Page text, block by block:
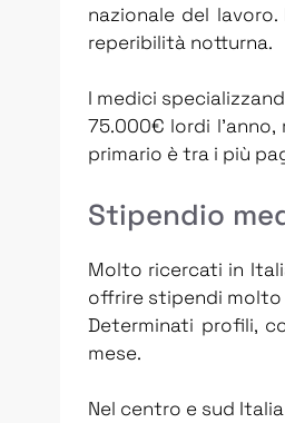
nazionale del
reperibilità notturna.
I medici
75.000€ lordi
primario è tra i più
Stipendio
Molto ricercati in
offrire stipendi molto
Determinati profili,
mese.
Nel centro e sud